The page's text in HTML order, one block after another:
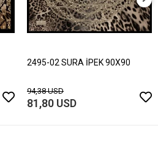
2495-02 SURA İPEK 90X90
94,38 USD
81,80 USD